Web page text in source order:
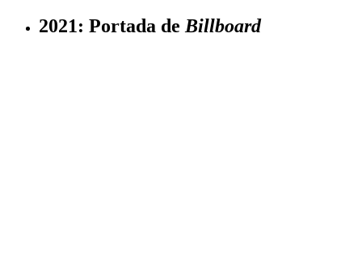
2021: Portada deBillboard